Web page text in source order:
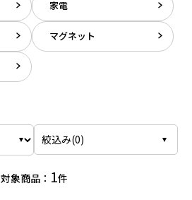
家電
マグネット
絞込み(0)
対象商品： 1件